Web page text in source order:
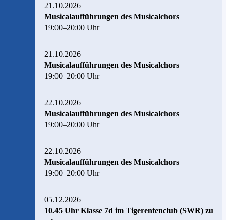
21.10.2026
Musicalaufführungen des Musicalchors
19:00–20:00 Uhr
21.10.2026
Musicalaufführungen des Musicalchors
19:00–20:00 Uhr
22.10.2026
Musicalaufführungen des Musicalchors
19:00–20:00 Uhr
22.10.2026
Musicalaufführungen des Musicalchors
19:00–20:00 Uhr
05.12.2026
10.45 Uhr Klasse 7d im Tigerentenclub (SWR) zu